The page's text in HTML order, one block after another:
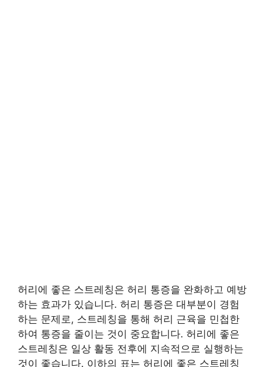
허리에 좋은 스트레칭은 허리 통증을 완화하고 예방
하는 효과가 있습니다. 허리 통증은 대부분이 경험
하는 문제로, 스트레칭을 통해 허리 근육을 민첩한
하여 통증을 줄이는 것이 중요합니다. 허리에 좋은
스트레칭은 일상 활동 전후에 지속적으로 실행하는
것이 좋습니다. 이하의 표는 허리에 좋은 스트레칭